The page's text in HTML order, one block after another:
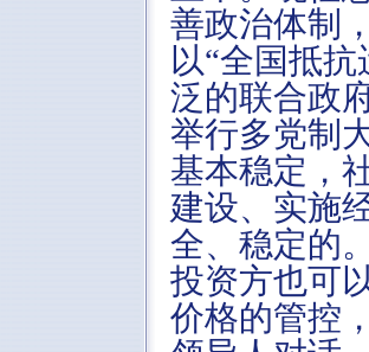
善政治体制
以“全国抵
泛的联合政
举行多党制
基本稳定，
建设、实施
全、稳定的
投资方也可
价格的管控